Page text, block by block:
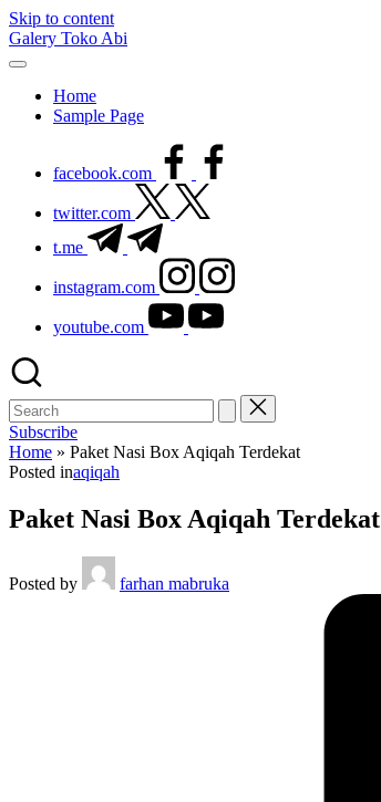
Skip to content
Galery Toko Abi
Home
Sample Page
facebook.com
twitter.com
t.me
instagram.com
youtube.com
Subscribe
Home » Paket Nasi Box Aqiqah Terdekat
Posted inaqiqah
Paket Nasi Box Aqiqah Terdekat
Posted by farhan mabruka